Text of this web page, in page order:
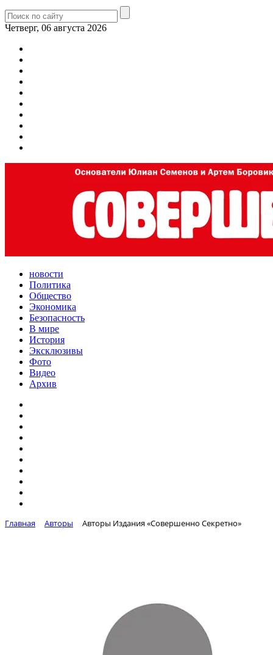
Четверг, 06 августа 2026
новости
Политика
Общество
Экономика
Безопасность
В мире
История
Эксклюзивы
Фото
Видео
Архив
Главная Авторы Авторы Издания «Совершенно Секретно»